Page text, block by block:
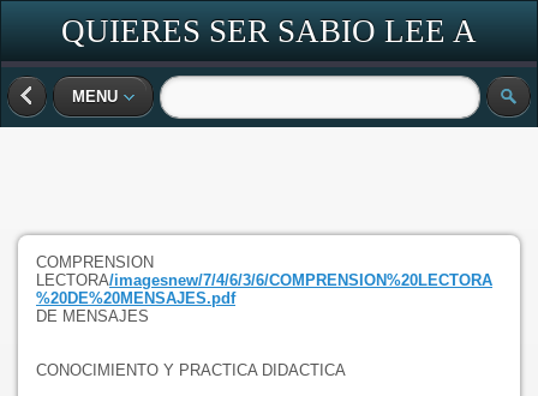
QUIERES SER SABIO LEE A
MENU
COMPRENSION
LECTORA/imagesnew/7/4/6/3/6/COMPRENSION%20LECTORA
%20DE%20MENSAJES.pdf
DE MENSAJES
CONOCIMIENTO Y PRACTICA DIDACTICA